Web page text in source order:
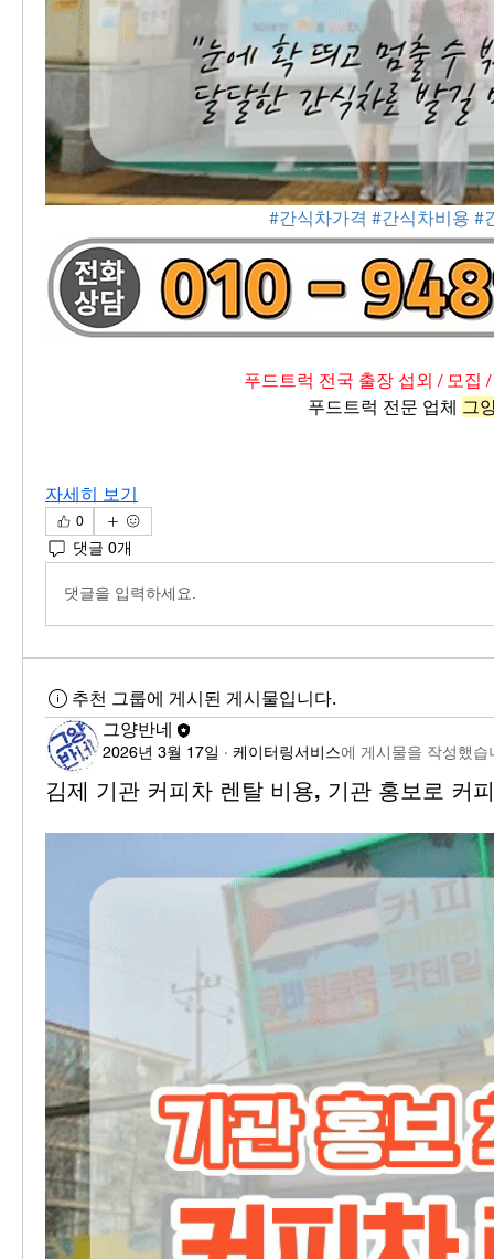
#간식차가격 #간식차비용 #
푸드트럭 전국 출장 섭외 / 모집
푸드트럭 전문 업체 그
자세히 보기
0
댓글 0개
댓글을 입력하세요.
추천 그룹에 게시된 게시물입니다.
그양반네
2026년 3월 17일 · 케이터링서비스에 게시물을 작성했습
김제 기관 커피차 렌탈 비용, 기관 홍보로 커